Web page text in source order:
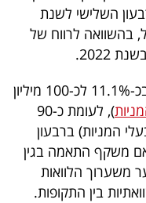
השלישי לשנת
101 מיליון שקל, בהשוואה לרווח של
הרווח הנקי המתואם ברבעון, עלה בכ-11.1% לכ-100 מיליון
), לעומת כ-90
לבעלי המניות) ברבעון
משקף התאמה בגין
משערוך הלוואות
בין התקופות.